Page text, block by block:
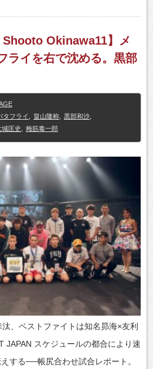
Okinawa11】メ
ライを右で沈める。黒部
タフライ 畠山隆称 黒部和沙
城匡史 梅筋毒一郎
汰、ベストファイトは知名昴海×友利
JAPAN スケジュールの都合により速
する──帳尻合わせ試合レポート。